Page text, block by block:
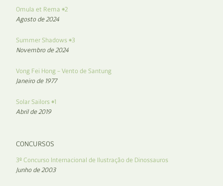
Omula et Rema #2
Agosto de 2024
Summer Shadows #3
Novembro de 2024
Vong Fei Hong – Vento de Santung
Janeiro de 1977
Solar Sailors #1
Abril de 2019
CONCURSOS
3º Concurso Internacional de Ilustração de Dinossauros
Junho de 2003